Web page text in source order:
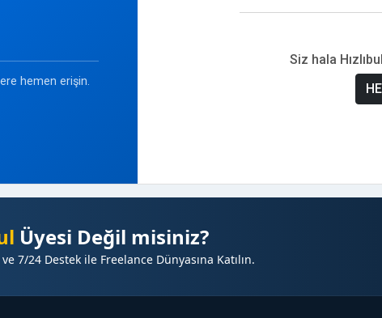
hemen erişin.
Siz hala
Üyesi Değil misiniz?
7/24 Destek ile Freelance Dünyasına Katılın.